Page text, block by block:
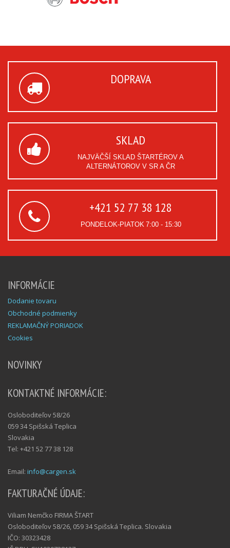
DOPRAVA
SKLAD
NAJVÄČŠÍ SKLAD ŠTARTÉROV A
ALTERNÁTOROV V SR A ČR
+421 52 77 38 128
PONDELOK-PIATOK 7:00 - 15:30
INFORMÁCIE
Dodanie tovaru
Obchodné podmienky
REKLAMAČNÝ PORIADOK
Cookies
NOVINKY
KONTAKTNÉ INFORMÁCIE:
Osloboditeľov 58/26
059 34 Spišská Teplica
Slovakia
Tel: +421 52 77 38 128
Email: info@cargen.sk
FAKTURAČNÉ ÚDAJE:
Viliam Nemčko FIRMA ŠTART
Osloboditeľov 58/26, 059 34 Spišská Teplica. Slovakia
IČO: 30323428